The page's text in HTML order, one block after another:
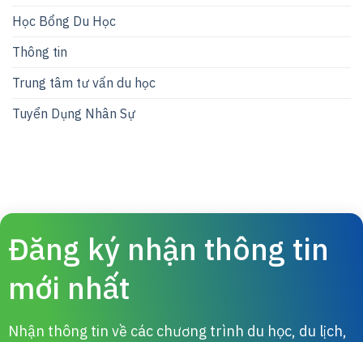
Học Bổng Du Học
Thông tin
Trung tâm tư vấn du học
Tuyển Dụng Nhân Sự
Đăng ký nhận thông tin
mới nhất
Nhận thông tin về các chương trình du học, du lịch,